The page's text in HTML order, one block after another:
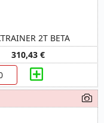
2T BETA
310,43 €